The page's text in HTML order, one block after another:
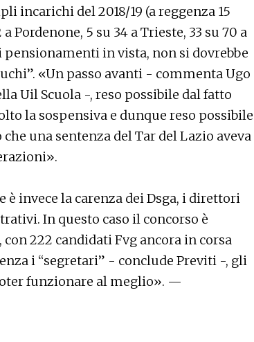
incarichi del 2018/19 (a reggenza 15
Pordenone, 5 su 34 a Trieste, 33 su 70 a
pensionamenti in vista, non si dovrebbe
«Un passo avanti - commenta Ugo
Uil Scuola -, reso possibile dal fatto
la sospensiva e dunque reso possibile
una sentenza del Tar del Lazio aveva
è invece la carenza dei Dsga, i direttori
In questo caso il concorso è
222 candidati Fvg ancora in corsa
i “segretari” - conclude Previti -, gli
funzionare al meglio». —